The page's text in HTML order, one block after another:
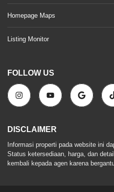
Homepage Maps
Listing Monitor
FOLLOW US
DISCLAIMER
Informasi properti pada website ini
Status ketersediaan, harga, dan
kembali kepada agen karena